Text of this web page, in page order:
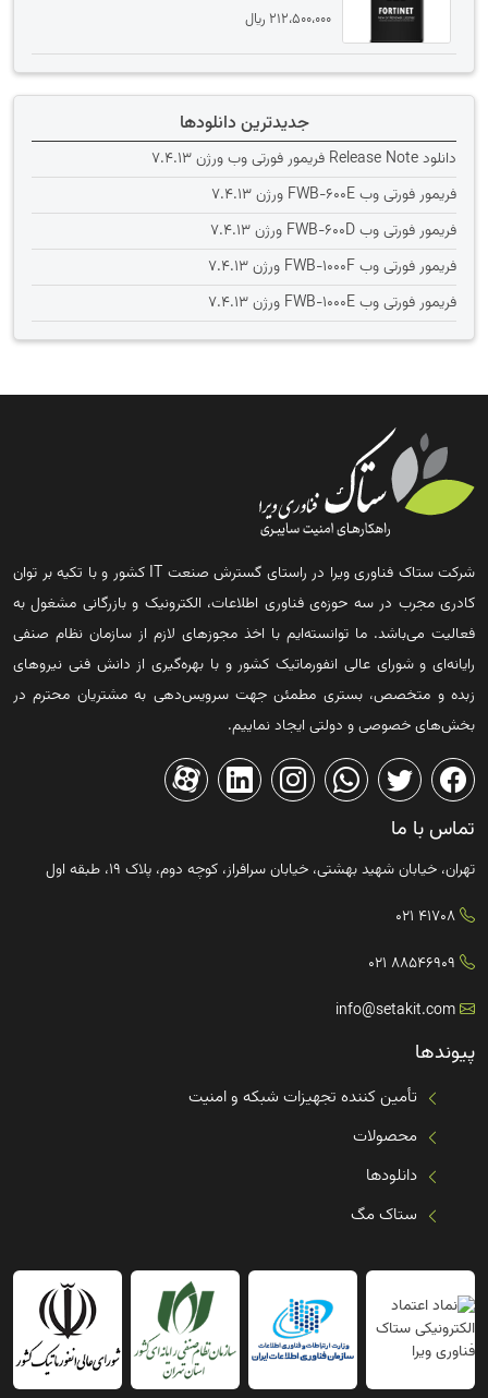
212،500،000 ﷼
جدیدترین دانلودها
دانلود Release Note فریمور فورتی وب ورژن 7.4.13
فریمور فورتی وب FWB-600E ورژن 7.4.13
فریمور فورتی وب FWB-600D ورژن 7.4.13
فریمور فورتی وب FWB-1000F ورژن 7.4.13
فریمور فورتی وب FWB-1000E ورژن 7.4.13
شرکت ستاک فناوری ویرا در راستای گسترش صنعت IT کشور و با تکیه بر توان
کادری مجرب در سه حوزه‌ی فناوری اطلاعات، الکترونیک و بازرگانی مشغول به
فعالیت می‌باشد. ما توانسته‌ایم با اخذ مجوزهای لازم از سازمان نظام صنفی
رایانه‌ای و شورای عالی انفورماتیک کشور و با بهره‌گیری از دانش فنی نیروهای
زبده و متخصص، بستری مطمئن جهت سرویس‌دهی به مشتریان محترم در
بخش‌های خصوصی و دولتی ایجاد نماییم.
تماس با ما
تهران، خیابان شهید بهشتی، خیابان سرافراز، کوچه دوم، پلاک ۱۹، طبقه اول
41708 021
88546909 021
info@setakit.com
پیوندها
تأمین کننده تجهیزات شبکه و امنیت
محصولات
دانلودها
ستاک مگ